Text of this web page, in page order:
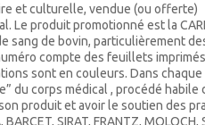
et culturelle, vendue (ou offerte)
Le produit promotionné est la
sang de bovin, particulièrement
compte des feuillets
sont en couleurs. Dans chaque
du corps médical , procédé habile
produit et avoir le soutien des
SIRAT, FRANTZ, MOLOCH,